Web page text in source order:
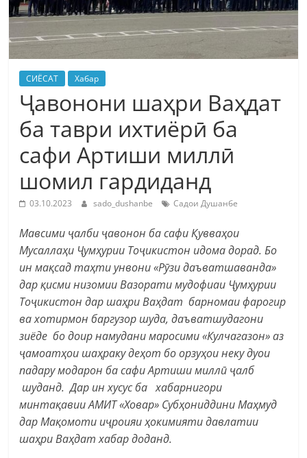
СИЁСАТ Хабар
Ҷавонони шаҳри Ваҳдат
ба таври ихтиёрӣ ба
сафи Артиши миллӣ
шомил гардиданд
03.10.2023 sado_dushanbe Садои Душанбе
Мавсими ҷалби ҷавонон ба сафи Қувваҳои
Мусаллаҳи Ҷумҳурии Тоҷикистон идома дорад. Бо
ин мақсад таҳти унвони «Рӯзи даъватшаванда»
дар қисми низомии Вазорати мудофиаи Ҷумҳурии
Тоҷикистон дар шаҳри Ваҳдат барномаи фарогир
ва хотирмон баргузор шуда, даъватшудагони
зиёде бо доир намудани маросими «Кулчагазон» аз
ҷамоатҳои шаҳраку деҳот бо орзуҳои неку дуои
падару модарон ба сафи Артиши миллӣ ҷалб
шуданд. Дар ин хусус ба хабарнигори
минтақавии АМИТ «Ховар» Субҳониддини Маҳмуд
дар Мақомоти иҷроияи ҳокимияти давлатии
шаҳри Ваҳдат хабар доданд.